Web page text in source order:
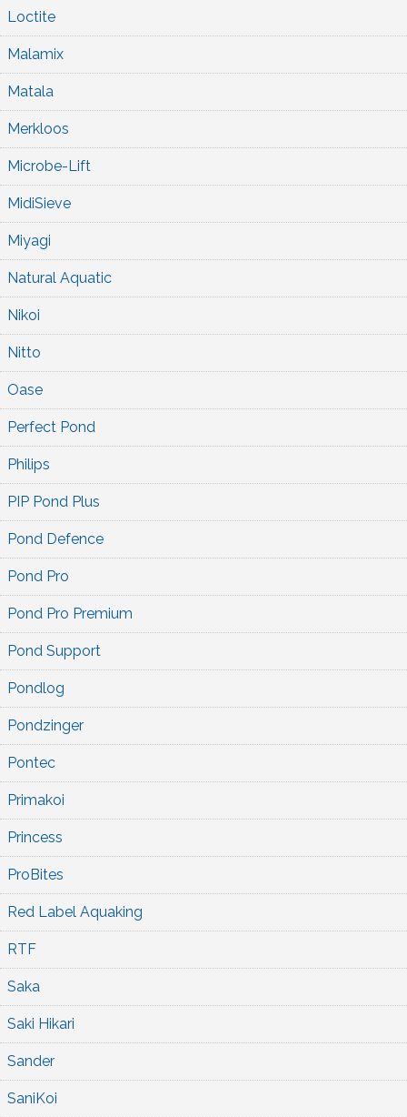
Loctite
Malamix
Matala
Merkloos
Microbe-Lift
MidiSieve
Miyagi
Natural Aquatic
Nikoi
Nitto
Oase
Perfect Pond
Philips
PIP Pond Plus
Pond Defence
Pond Pro
Pond Pro Premium
Pond Support
Pondlog
Pondzinger
Pontec
Primakoi
Princess
ProBites
Red Label Aquaking
RTF
Saka
Saki Hikari
Sander
SaniKoi